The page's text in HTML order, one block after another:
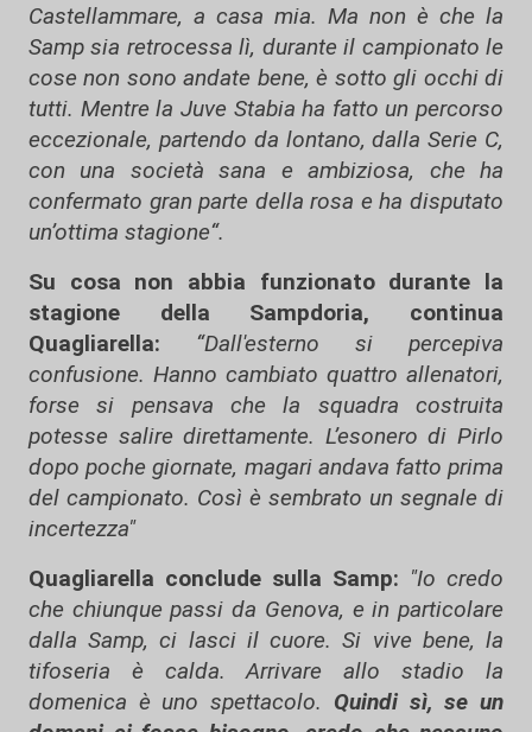
Castellammare, a casa mia. Ma non è che la
Samp sia retrocessa lì, durante il campionato le
cose non sono andate bene, è sotto gli occhi di
tutti. Mentre la Juve Stabia ha fatto un percorso
eccezionale, partendo da lontano, dalla Serie C,
con una società sana e ambiziosa, che ha
confermato gran parte della rosa e ha disputato
un’ottima stagione“.
Su cosa non abbia funzionato durante la
stagione della Sampdoria, continua
Quagliarella: “Dall'esterno si percepiva
confusione. Hanno cambiato quattro allenatori,
forse si pensava che la squadra costruita
potesse salire direttamente. L’esonero di Pirlo
dopo poche giornate, magari andava fatto prima
del campionato. Così è sembrato un segnale di
incertezza"
Quagliarella conclude sulla Samp: "Io credo
che chiunque passi da Genova, e in particolare
dalla Samp, ci lasci il cuore. Si vive bene, la
tifoseria è calda. Arrivare allo stadio la
domenica è uno spettacolo. Quindi sì, se un